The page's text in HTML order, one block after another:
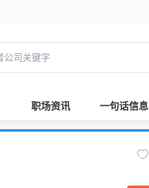
职场资讯 一句话信息